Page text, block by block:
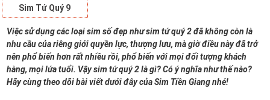
Sim Tứ Quý 9
Việc sử dụng các loại sim số đẹp như sim tứ quý 2 đã không còn là
nhu cầu của riêng giới quyền lực, thượng lưu, mà giờ điều này đã trở
nên phổ biến hơn rất nhiều rồi, phổ biến với mọi đối tượng khách
hàng, mọi lứa tuổi. Vậy sim tứ quý 2 là gì? Có ý nghĩa như thế nào?
Hãy cùng theo dõi bài viết dưới đây của Sim Tiền Giang nhé!